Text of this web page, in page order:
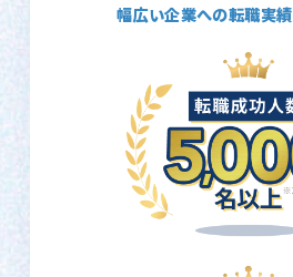
幅広い企業への転職実績